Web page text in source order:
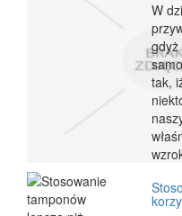
W
gdyż
tak,